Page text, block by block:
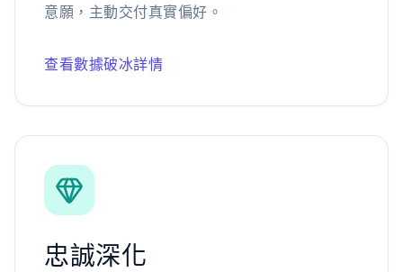
意願，主動交付真實偏好。
查看數據破冰詳情
忠誠深化